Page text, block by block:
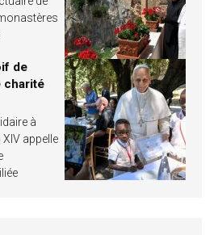
de
charité
à
appelle